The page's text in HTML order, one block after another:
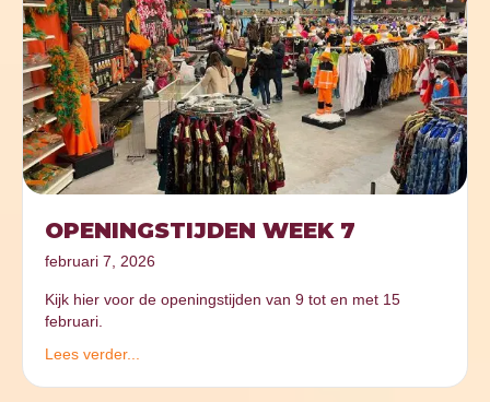
OPENINGSTIJDEN WEEK 7
februari 7, 2026
Kijk hier voor de openingstijden van 9 tot en met 15
februari.
Lees verder...